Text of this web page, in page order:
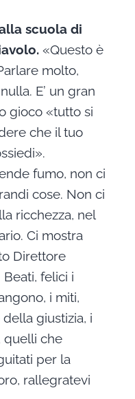
scuola di
«Questo è
molto,
E’ un gran
gioco «tutto si
che il tuo
fumo, non ci
cose. Non ci
ricchezza, nel
Ci mostra
Direttore
felici i
i miti,
giustizia, i
quelli che
per la
rallegratevi